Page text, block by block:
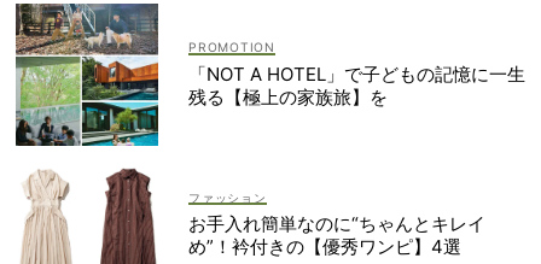
「NOT A HOTEL」で子どもの記憶に一生
残る【極上の家族旅】を
ファッション
お手入れ簡単なのに“ちゃんとキレイ
め”！衿付きの【優秀ワンピ】4選